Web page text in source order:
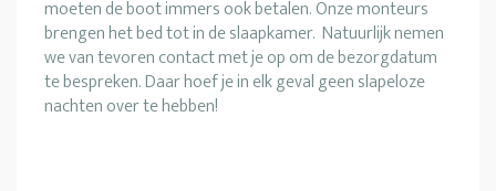
moeten de boot immers ook betalen. Onze monteurs
brengen het bed tot in de slaapkamer. Natuurlijk nemen
we van tevoren contact met je op om de bezorgdatum
te bespreken. Daar hoef je in elk geval geen slapeloze
nachten over te hebben!